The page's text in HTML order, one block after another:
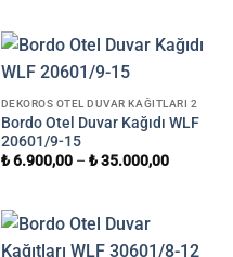
DEKOROS OTEL DUVAR KAĞITLARI 2
Bordo Otel Duvar Kağıdı WLF
20601/9-15
₺6.900,00– ₺35.000,00